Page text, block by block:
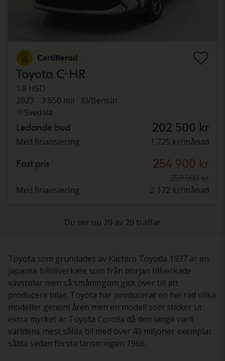
Certifierad
Toyota C-HR
1.8 HSD
2023
3 650 mil
El/Bensin
Svedala
Ledande bud 202 500 kr
Med finansiering 1 725 kr/månad
Fast pris 254 900 kr
259 900 kr
Med finansiering
2 172 kr/månad
Du ser nu 20 av 20 träffar
Toyota som grundades av Kiichiro Toyoda 1937 är en
japansk biltillverkare som från början tillverkade
vävstolar men så småningom gick över till att
producera bilar. Toyota har producerat en hel rad olika
modeller genom åren men en modell som sticker ut
extra mycket är Toyota Corolla då den länge varit
världens mest sålda bil med över 40 miljoner exemplar
sålda sedan första lanseringen 1966.